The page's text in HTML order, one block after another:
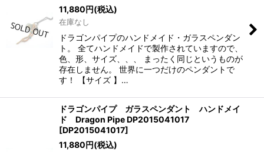
11,880円(税込)
在庫なし
ドラゴンパイプのハンドメイド・ガラスペンダン
ト。 全てハンドメイドで製作されていますので、
色、形、サイズ、、、 まったく同じというものが
存在しません。 世界に一つだけのペンダントで
す！ 【サイズ 】…
ドラゴンパイプ ガラスペンダント ハンドメイ
ド Dragon Pipe DP2015041017
[DP2015041017]
11,880円(税込)